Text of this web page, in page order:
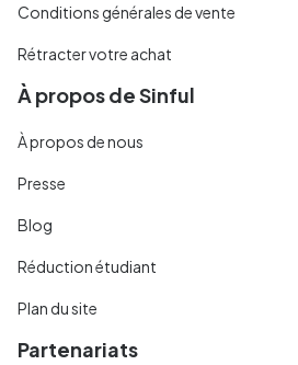
Conditions générales de vente
Rétracter votre achat
À propos de Sinful
À propos de nous
Presse
Blog
Réduction étudiant
Plan du site
Partenariats